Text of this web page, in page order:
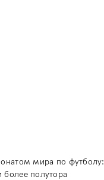
мира по футболу:
полутора